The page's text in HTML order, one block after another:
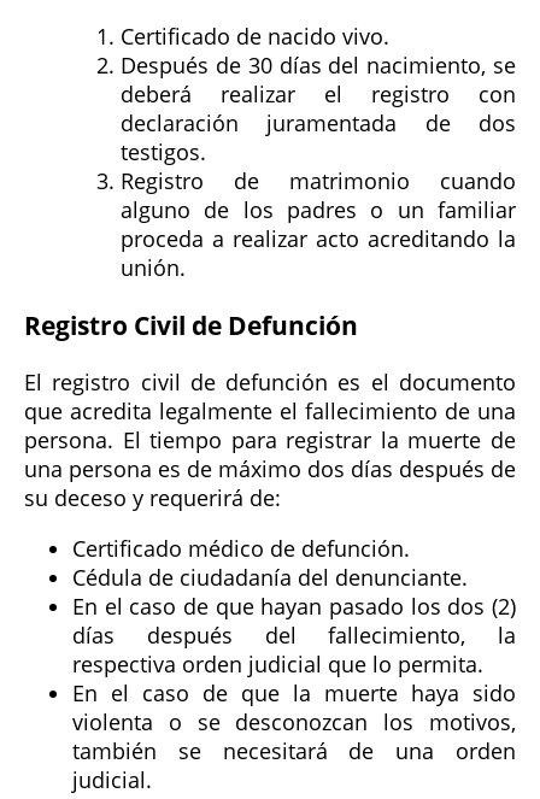
Certificado de nacido vivo.
Después de 30 días del nacimiento, se
deberá realizar el registro con
declaración juramentada de dos
testigos.
Registro de matrimonio cuando
alguno de los padres o un familiar
proceda a realizar acto acreditando la
unión.
Registro Civil de Defunción
El registro civil de defunción es el documento
que acredita legalmente el fallecimiento de una
persona. El tiempo para registrar la muerte de
una persona es de máximo dos días después de
su deceso y requerirá de:
Certificado médico de defunción.
Cédula de ciudadanía del denunciante.
En el caso de que hayan pasado los dos (2)
días después del fallecimiento, la
respectiva orden judicial que lo permita.
En el caso de que la muerte haya sido
violenta o se desconozcan los motivos,
también se necesitará de una orden
judicial.